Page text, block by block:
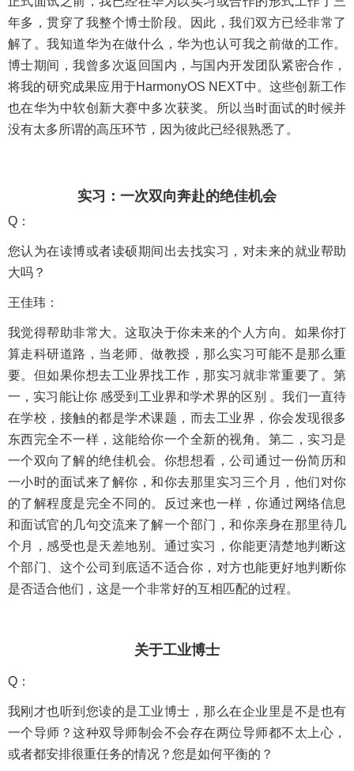
年多，贯穿了我整个博士阶段。因此，我们双方已经非常了
解了。我知道华为在做什么，华为也认可我之前做的工作。
博士期间，我曾多次返回国内，与国内开发团队紧密合作，
将我的研究成果应用于HarmonyOS NEXT中。这些创新工作
也在华为中软创新大赛中多次获奖。所以当时面试的时候并
没有太多所谓的高压环节，因为彼此已经很熟悉了。
实习：一次双向奔赴的绝佳机会
Q：
您认为在读博或者读硕期间出去找实习，对未来的就业帮助
大吗？
王佳玮：
我觉得帮助非常大。这取决于你未来的个人方向。如果你打
算走科研道路，当老师、做教授，那么实习可能不是那么重
要。但如果你想去工业界找工作，那实习就非常重要了。第
一，实习能让你 感受到工业界和学术界的区别 。我们一直待
在学校，接触的都是学术课题，而去工业界，你会发现很多
东西完全不一样，这能给你一个全新的视角。第二，实习是
一个双向了解的绝佳机会。你想想看，公司通过一份简历和
一小时的面试来了解你，和你去那里实习三个月，他们对你
的了解程度是完全不同的。反过来也一样，你通过网络信息
和面试官的几句交流来了解一个部门，和你亲身在那里待几
个月，感受也是天差地别。通过实习，你能更清楚地判断这
个部门、这个公司到底适不适合你，对方也能更好地判断你
是否适合他们，这是一个非常好的互相匹配的过程。
关于工业博士
Q：
我刚才也听到您读的是工业博士，那么在企业里是不是也有
一个导师？这种双导师制会不会存在两位导师都不太上心，
或者都安排很重任务的情况？您是如何平衡的？